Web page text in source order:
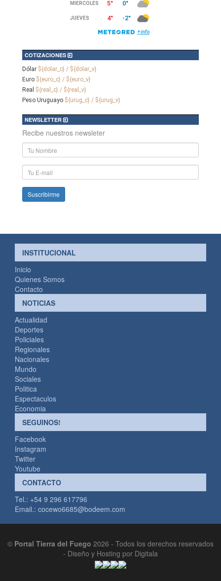
COTIZACIONES
Dólar ${dolar_c} / ${dolar_v}
Euro ${euro_c} / ${euro_v}
Real ${real_c} / ${real_v}
Peso Uruguayo ${urug_c} / ${urug_v}
NEWSLETTER
Recibe nuestros newsleter
Nombre
y
Apellido
E-
mail
INSTITUCIONAL
Inicio
Quienes Somos
Contacto
NOTICIAS
Actualidad
Deportes
Policiales
Regionales
Nacionales
Mundo
Sociales
Politica
Espectaculos
Economia
SEGUINOS!
Facebook
Instagram
Twitter
Youtube
CONTACTO
Tel.: +54 9 296 617796
Email.: cocewo6685@bodeem.com
© Portal Tierra del Fuego 2026 - Todos los derechos reservados
- Diseño y Hosting por Digitala